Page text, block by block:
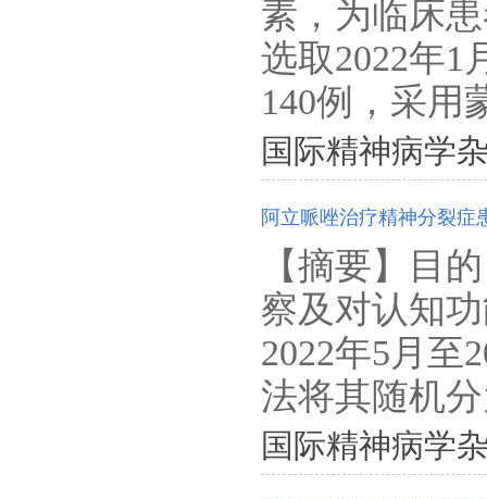
素，为临床
选取2022年1
140例，采用
国际精神病学
阿立哌唑治疗精神分裂症
【摘要】目
察及对认知
2022年5月至
法将其随机
国际精神病学